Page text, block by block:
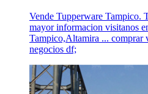
Vende Tupperware Tampico.
mayor informacion visitanos
Tampico,Altamira ... comprar
negocios df;